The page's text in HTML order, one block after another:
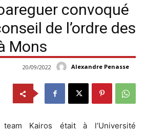
convoqué
de l’ordre des
Mons
Alexandre Penasse
20/09/2022
Kairos était à l’Université